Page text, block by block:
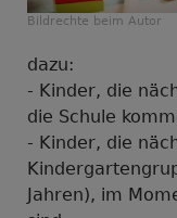
Bildrechte beim Autor
dazu:
- Kinder, die
die Schule
- Kinder, die
Jahren), im